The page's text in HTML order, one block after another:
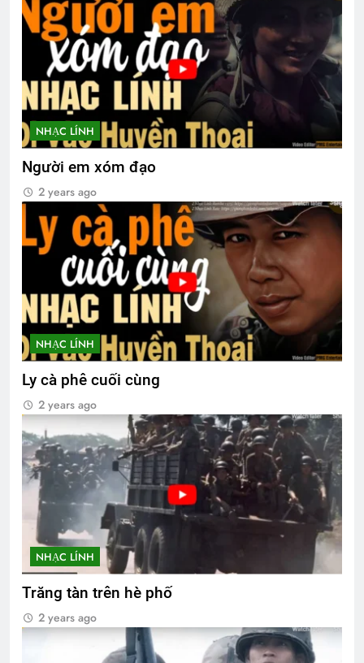
NHẠC LÍNH
Người em xóm đạo
2 years ago
NHẠC LÍNH
Ly cà phê cuối cùng
2 years ago
NHẠC LÍNH
Trăng tàn trên hè phố
2 years ago